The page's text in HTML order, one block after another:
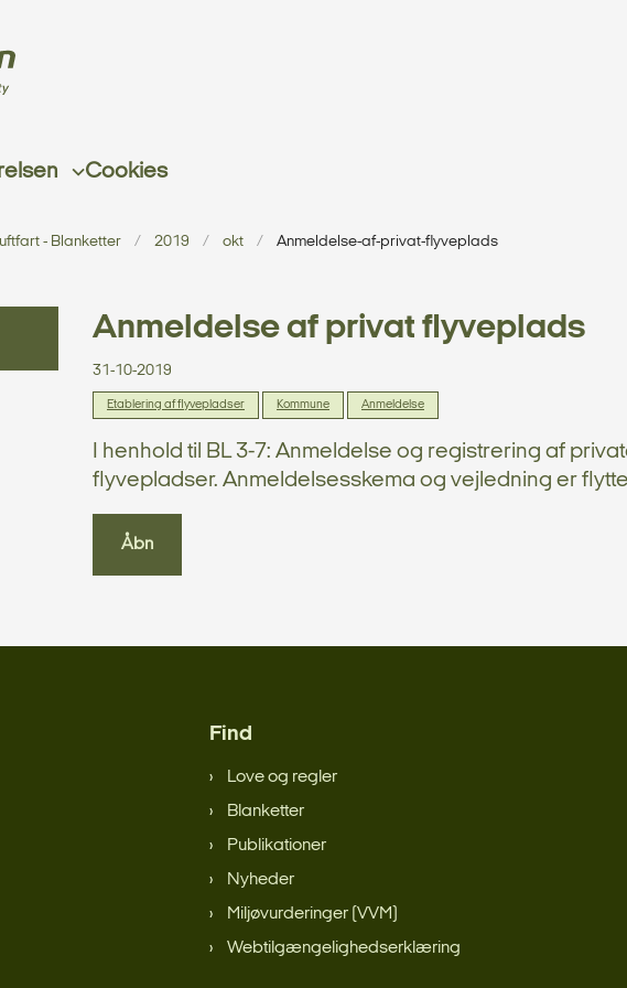
Cookies
- Blanketter 2019 okt Anmeldelse-af-privat-flyveplads
Anmeldelse af privat flyveplads
31-10-2019
Etablering af flyvepladser Kommune Anmeldelse
I henhold til BL 3-7: Anmeldelse og registrering af
flyvepladser. Anmeldelsesskema og vejledning er
Åbn
Find
Love og regler
Blanketter
Publikationer
Nyheder
Miljøvurderinger (VVM)
Webtilgængelighedserklæring